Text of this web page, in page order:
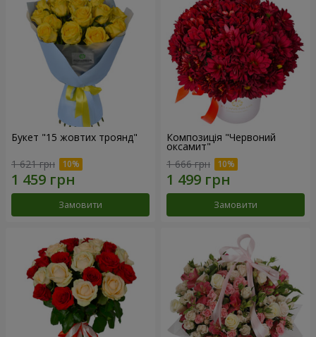
Букет "15 жовтих троянд"
1 621 грн
Замовити
Композиція "Червоний
оксамит"
1 666 грн
Замовити